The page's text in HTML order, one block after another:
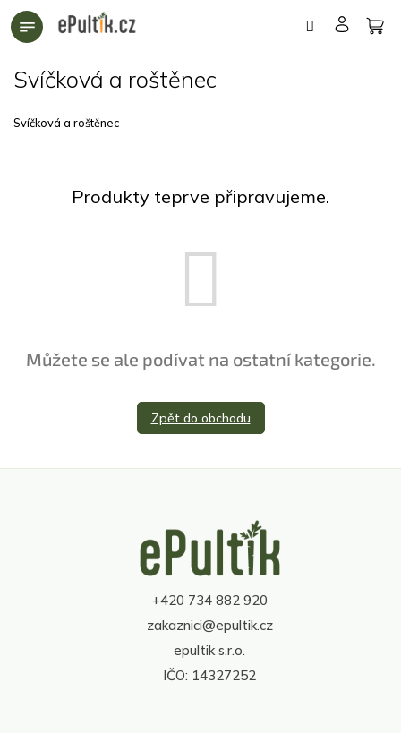
Přejít
na
Svíčková a roštěnec
Svíčková a roštěnec
Produkty teprve připravujeme.
Můžete se ale podívat na ostatní kategorie.
Zpět do obchodu
+420 734 882 920
zakaznici@epultik.cz
epultik s.r.o.
IČO: 14327252